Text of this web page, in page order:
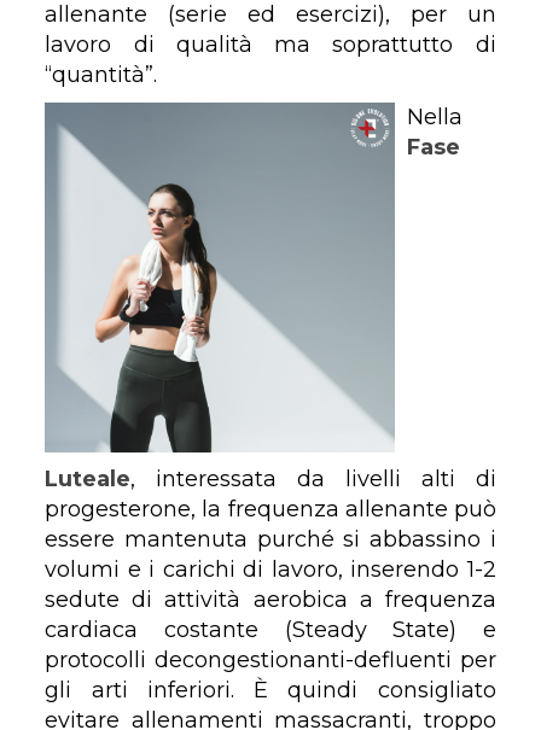
allenante (serie ed esercizi), per un
lavoro di qualità ma soprattutto di
“quantità”.
Nella
Fase
Luteale, interessata da livelli alti di
progesterone, la frequenza allenante può
essere mantenuta purché si abbassino i
volumi e i carichi di lavoro, inserendo 1-2
sedute di attività aerobica a frequenza
cardiaca costante (Steady State) e
protocolli decongestionanti-defluenti per
gli arti inferiori. È quindi consigliato
evitare allenamenti massacranti, troppo